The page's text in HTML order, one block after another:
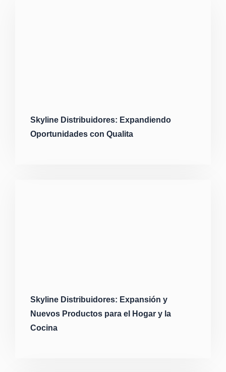
Skyline Distribuidores: Expandiendo
Oportunidades con Qualita
Skyline Distribuidores: Expansión y
Nuevos Productos para el Hogar y la
Cocina